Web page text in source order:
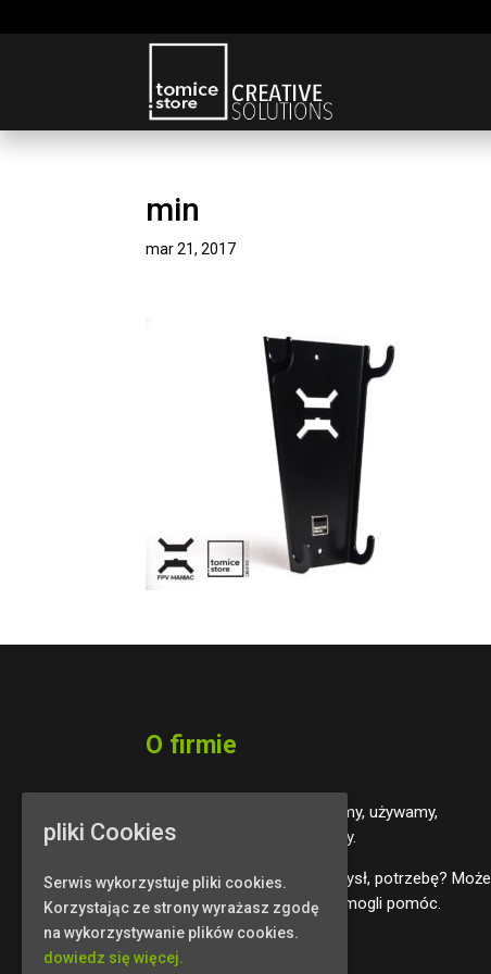
min
mar 21, 2017
O firmie
Projektujemy, używamy,
wymyślamy.
Masz pomysł, potrzebę? Może
będziemy mogli pomóc.
pliki Cookies
Serwis wykorzystuje pliki cookies.
Korzystając ze strony wyrażasz zgodę
na wykorzystywanie plików cookies.
dowiedz się więcej.